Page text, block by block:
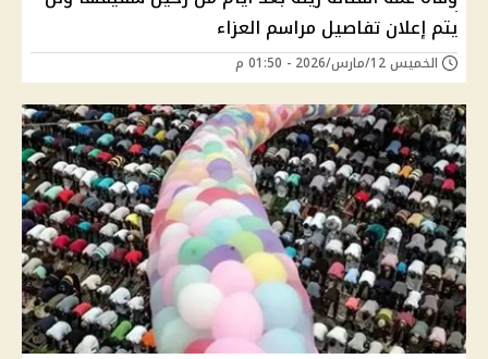
يتم إعلان تفاصيل مراسم العزاء
الخميس 12/مارس/2026 - 01:50 م